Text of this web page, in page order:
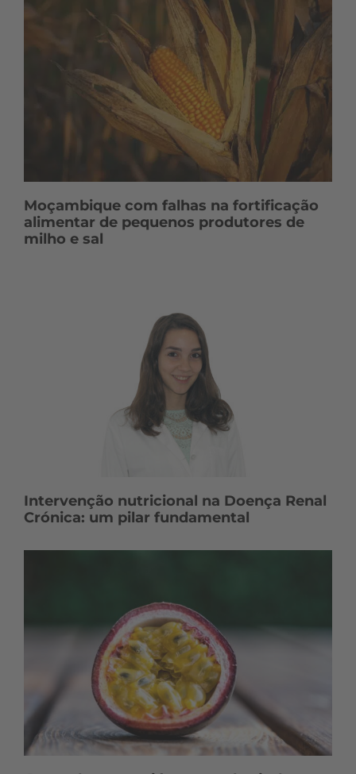
Moçambique com falhas na fortificação
alimentar de pequenos produtores de
milho e sal
Intervenção nutricional na Doença Renal
Crónica: um pilar fundamental